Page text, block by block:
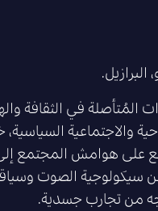
في الثقافة
والاجتماعية السياسية،
على هوامش المجتمع إلى
سيكولوجية الصوت
من تجارب جسدية.